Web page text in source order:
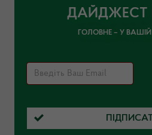
ДАЙДЖЕСТ
ГОЛОВНЕ – У ВАШІЙ